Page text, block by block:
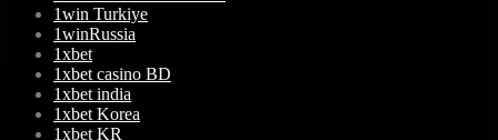
1win Turkiye
1winRussia
1xbet
1xbet casino BD
1xbet india
1xbet Korea
1xbet KR